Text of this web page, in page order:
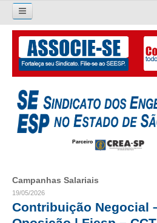
Pesquisar...
O SINDICATO
APRESENTAÇÃO
PALAVRA DO PRESIDENTE
LIVRO GESTÃO 2026-2029
SUBSEDES SINDICAIS
Campanhas Salariais
19/05/2026
Contribuição Negocial